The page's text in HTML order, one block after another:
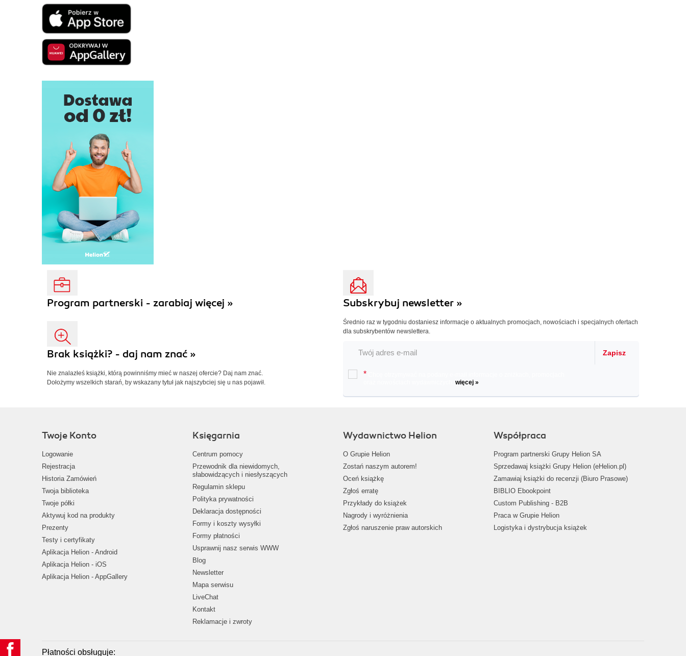
Program partnerski - zarabiaj więcej »
Brak książki? - daj nam znać »
Nie znalazłeś książki, którą powinniśmy mieć w naszej ofercie? Daj nam znać.
Dołożymy wszelkich starań, by wskazany tytuł jak najszybciej się u nas pojawił.
Subskrybuj newsletter »
Średnio raz w tygodniu dostaniesz informacje o aktualnych promocjach, nowościach i specjalnych ofertach
dla subskrybentów newslettera.
Zapisz
*
więcej »
Twoje Konto
Logowanie
Rejestracja
Historia Zamówień
Twoja biblioteka
Twoje półki
Aktywuj kod na produkty
Prezenty
Testy i certyfikaty
Aplikacja Helion - Android
Aplikacja Helion - iOS
Aplikacja Helion - AppGallery
Księgarnia
Centrum pomocy
Przewodnik dla niewidomych,
słabowidzących i niesłyszących
Regulamin sklepu
Polityka prywatności
Deklaracja dostępności
Formy i koszty wysyłki
Formy płatności
Usprawnij nasz serwis WWW
Blog
Newsletter
Mapa serwisu
LiveChat
Kontakt
Reklamacje i zwroty
Wydawnictwo Helion
O Grupie Helion
Zostań naszym autorem!
Oceń książkę
Zgłoś erratę
Przykłady do książek
Nagrody i wyróżnienia
Zgłoś naruszenie praw autorskich
Współpraca
Program partnerski Grupy Helion SA
Sprzedawaj książki Grupy Helion (eHelion.pl)
Zamawiaj książki do recenzji (Biuro Prasowe)
BIBLIO Ebookpoint
Custom Publishing - B2B
Praca w Grupie Helion
Logistyka i dystrybucja książek
Płatności obsługuje: